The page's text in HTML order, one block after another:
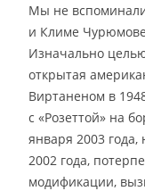
Мы не
и Климе
Изначально
открытая
Виртаненом в
с «Розеттой» на
января 2003 года,
2002 года,
модификации,